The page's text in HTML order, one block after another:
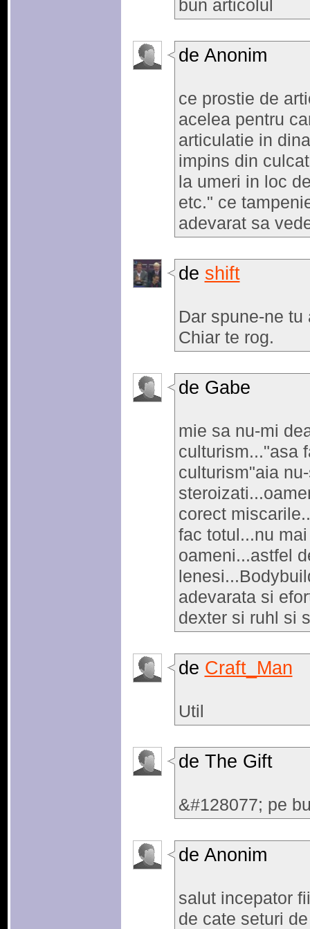
bun articolul
de Anonim
ce prostie de
acelea pentru
articulatie in
impins din
la umeri in loc
etc." ce
adevarat sa
de shift
Dar spune-ne
Chiar te rog.
de Gabe
mie sa nu-mi
culturism..."asa
culturism"aia
corect
fac totul...nu
oameni...astfel
adevarata si
dexter si ruhl si
de Craft_Man
Util
de The Gift
&#128077; pe
de Anonim
salut incepator
de cate seturi